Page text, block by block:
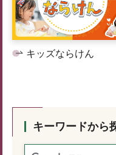
キッズならけん
キーワードから